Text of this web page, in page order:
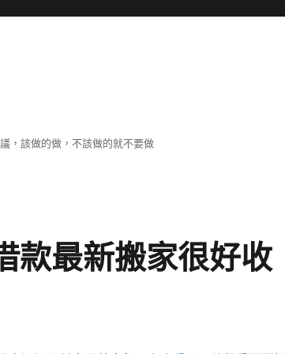
，該做的做，不該做的就不要做
款最新搬家很好收